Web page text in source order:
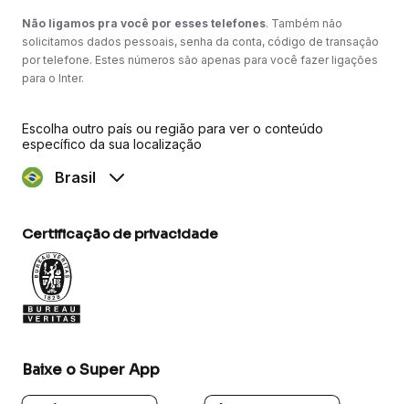
Não ligamos pra você por esses telefones. Também não
solicitamos dados pessoais, senha da conta, código de transação
por telefone. Estes números são apenas para você fazer ligações
para o Inter.
Escolha outro país ou região para ver o conteúdo
específico da sua localização
Brasil
Certificação de privacidade
Baixe o Super App